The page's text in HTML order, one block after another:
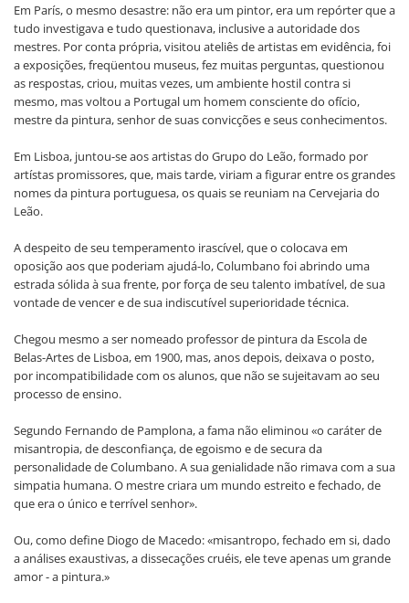
Em París, o mesmo desastre: não era um pintor, era um repórter que a
tudo investigava e tudo questionava, inclusive a autoridade dos
mestres. Por conta própria, visitou ateliês de artistas em evidência, foi
a exposições, freqüentou museus, fez muitas perguntas, questionou
as respostas, criou, muitas vezes, um ambiente hostil contra si
mesmo, mas voltou a Portugal um homem consciente do ofício,
mestre da pintura, senhor de suas convicções e seus conhecimentos.
Em Lisboa, juntou-se aos artistas do Grupo do Leão, formado por
artístas promissores, que, mais tarde, viriam a figurar entre os grandes
nomes da pintura portuguesa, os quais se reuniam na Cervejaria do
Leão.
A despeito de seu temperamento irascível, que o colocava em
oposição aos que poderiam ajudá-lo, Columbano foi abrindo uma
estrada sólida à sua frente, por força de seu talento imbatível, de sua
vontade de vencer e de sua indiscutível superioridade técnica.
Chegou mesmo a ser nomeado professor de pintura da Escola de
Belas-Artes de Lisboa, em 1900, mas, anos depois, deixava o posto,
por incompatibilidade com os alunos, que não se sujeitavam ao seu
processo de ensino.
Segundo Fernando de Pamplona, a fama não eliminou «o caráter de
misantropia, de desconfiança, de egoismo e de secura da
personalidade de Columbano. A sua genialidade não rimava com a sua
simpatia humana. O mestre criara um mundo estreito e fechado, de
que era o único e terrível senhor».
Ou, como define Diogo de Macedo: «misantropo, fechado em si, dado
a análises exaustivas, a dissecações cruéis, ele teve apenas um grande
amor - a pintura.»